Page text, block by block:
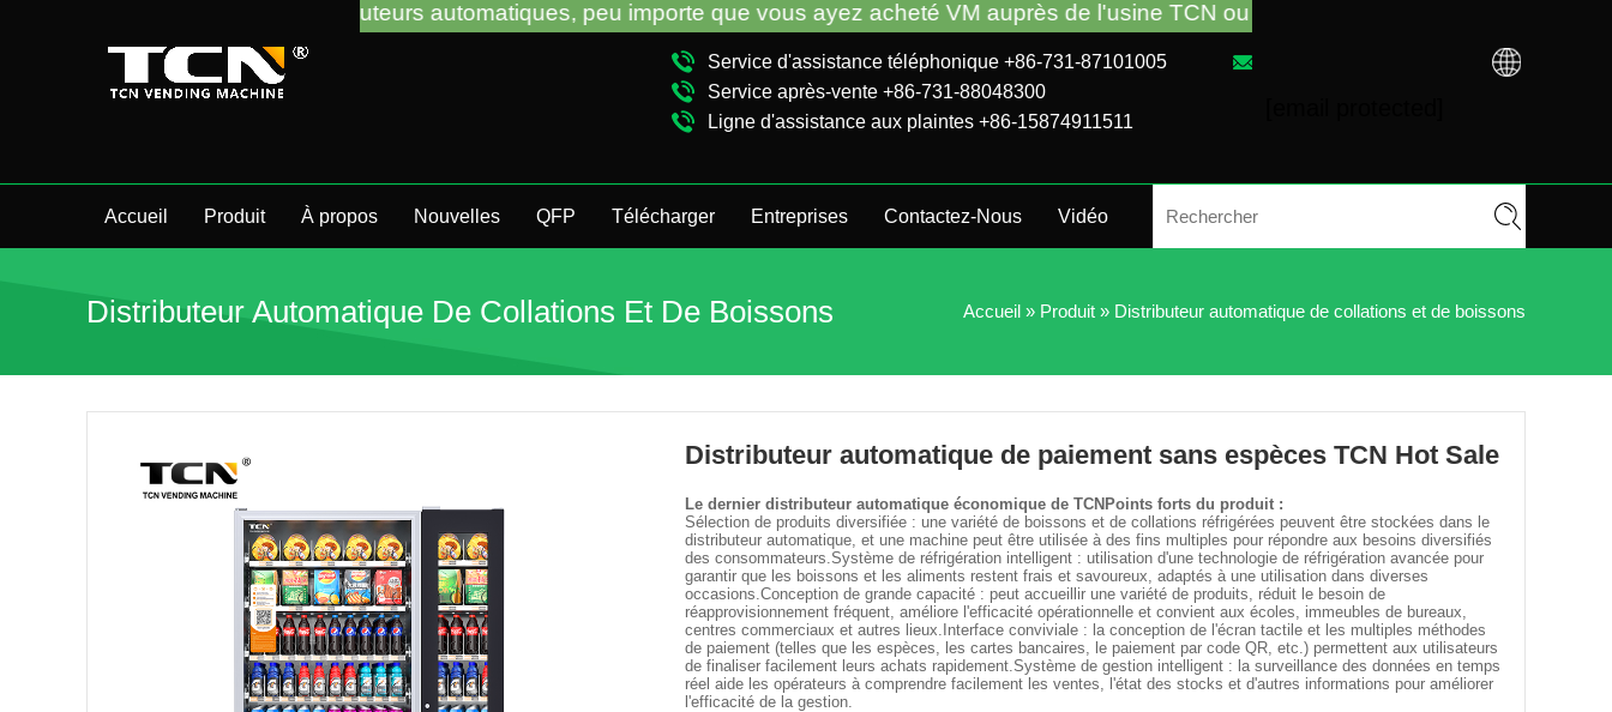
Service d'assistance téléphonique +86-731-87101005
Service après-vente +86-731-88048300
Ligne d'assistance aux plaintes +86-15874911511
Accueil Produit À propos Nouvelles QFP Télécharger Entreprises Contactez-Nous Vidéo
Distributeur Automatique De Collations Et De Boissons Accueil » Produit » Distributeur automatique de collations et de boissons
Distributeur automatique de paiement sans espèces TCN Hot Sale
Le dernier distributeur automatique économique de TCNPoints forts du produit :
Sélection de produits diversifiée : une variété de boissons et de collations réfrigérées peuvent être stockées dans le
distributeur automatique, et une machine peut être utilisée à des fins multiples pour répondre aux besoins diversifiés
des consommateurs.Système de réfrigération intelligent : utilisation d'une technologie de réfrigération avancée pour
garantir que les boissons et les aliments restent frais et savoureux, adaptés à une utilisation dans diverses
occasions.Conception de grande capacité : peut accueillir une variété de produits, réduit le besoin de
réapprovisionnement fréquent, améliore l'efficacité opérationnelle et convient aux écoles, immeubles de bureaux,
centres commerciaux et autres lieux.Interface conviviale : la conception de l'écran tactile et les multiples méthodes
de paiement (telles que les espèces, les cartes bancaires, le paiement par code QR, etc.) permettent aux utilisateurs
de finaliser facilement leurs achats rapidement.Système de gestion intelligent : la surveillance des données en temps
réel aide les opérateurs à comprendre facilement les ventes, l'état des stocks et d'autres informations pour améliorer
l'efficacité de la gestion.
des distributeurs automatiques, peu importe que vous ayez acheté VM auprès de l'usine TCN ou du distributeur local. Appelez-nous : + 86-731-